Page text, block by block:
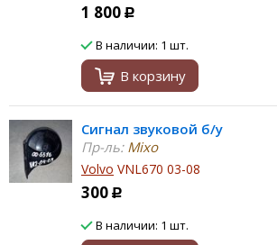
1 800 Р
В наличии: 1 шт.
В корзину
Сигнал звуковой б/у
Пр-ль:Mixo
Volvo VNL670 03-08
300 Р
В наличии: 1 шт.